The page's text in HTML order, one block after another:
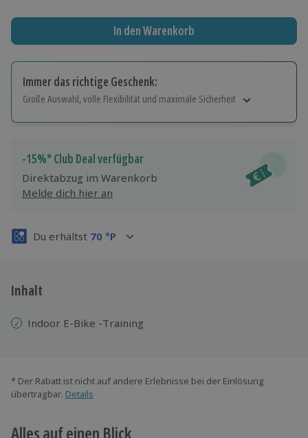
In den Warenkorb
Immer das richtige Geschenk:
Große Auswahl, volle Flexibilität und maximale Sicherheit
Jeder Gutschein für alle Erlebnisse einlösbar.
Maximale Sicherheit
3 Jahre gültig & verlängerbar.
-15%* Club Deal verfügbar
Direktabzug im Warenkorb
Melde dich hier an
Du erhältst 70 °P
Inhalt
Indoor E-Bike -Training
* Der Rabatt ist nicht auf andere Erlebnisse bei der Einlösung
übertragbar. Details
Alles auf einen Blick